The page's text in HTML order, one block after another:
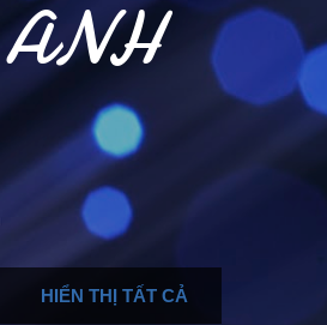
HIỂN THỊ TẤT CẢ